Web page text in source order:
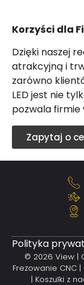
Korzyści dla
Dzięki naszej
atrakcyjną i
zarówno
LED jest nie
pozwala firmie
Zapytaj o
Polityka
© 2026 View |
Frezowanie CNC |
| Koszulki z